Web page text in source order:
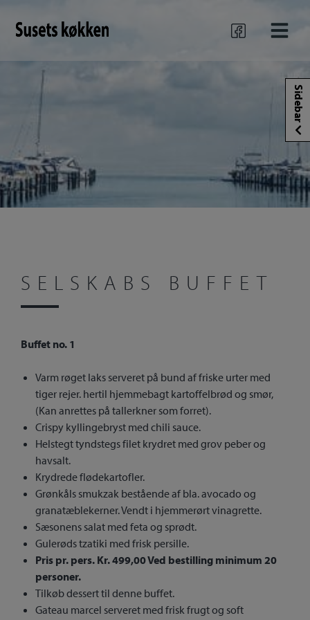
indholdet
SELSKABS BUFFET
Buffet no. 1
Varm røget laks serveret på bund af friske urter med
tiger rejer. hertil hjemmebagt kartoffelbrød og smør,
(Kan anrettes på tallerkner som forret).
Crispy kyllingebryst med chili sauce.
Helstegt tyndstegs filet krydret med grov peber og
havsalt.
Krydrede flødekartofler.
Grønkåls smukzak bestående af bla. avocado og
granatæblekerner. Vendt i hjemmerørt vinagrette.
Sæsonens salat med feta og sprødt.
Gulerøds tzatiki med frisk persille.
Pris pr. pers. Kr. 499,00 Ved bestilling minimum 20
personer.
Tilkøb dessert til denne buffet.
Gateau marcel serveret med frisk frugt og soft
Sidebar